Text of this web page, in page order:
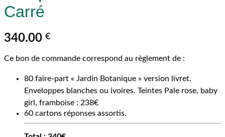
Carré
340.00 €
Ce bon de commande correspond au règlement de :
80 faire-part « Jardin Botanique » version livret.
Enveloppes blanches ou ivoires. Teintes Pale rose, baby
girl, framboise : 238€
60 cartons réponses assortis.